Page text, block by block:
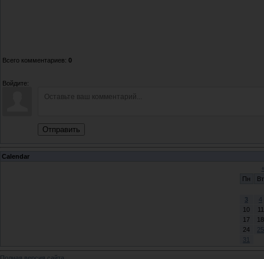
Всего комментариев: 0
Войдите:
Отправить
Calendar
Пн
Вт
3
10
11
17
18
24
25
31